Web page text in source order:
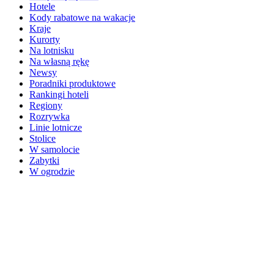
Hotele
Kody rabatowe na wakacje
Kraje
Kurorty
Na lotnisku
Na własną rękę
Newsy
Poradniki produktowe
Rankingi hoteli
Regiony
Rozrywka
Linie lotnicze
Stolice
W samolocie
Zabytki
W ogrodzie